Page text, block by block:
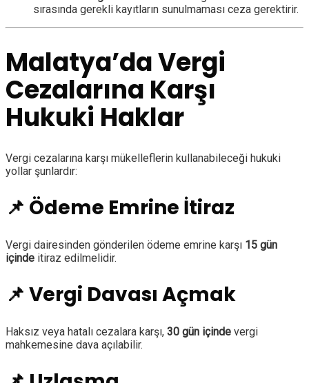
sırasında gerekli kayıtların sunulmaması ceza gerektirir.
Malatya’da Vergi
Cezalarına Karşı
Hukuki Haklar
Vergi cezalarına karşı mükelleflerin kullanabileceği hukuki
yollar şunlardır:
📌 Ödeme Emrine İtiraz
Vergi dairesinden gönderilen ödeme emrine karşı 15 gün
içinde itiraz edilmelidir.
📌 Vergi Davası Açmak
Haksız veya hatalı cezalara karşı, 30 gün içinde vergi
mahkemesine dava açılabilir.